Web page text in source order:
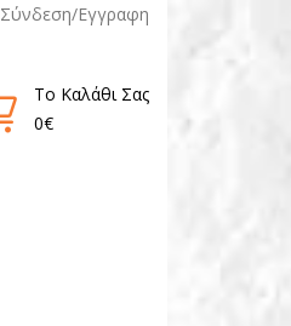
Σύνδεση/Εγγραφη
Το Καλάθι Σας
0€